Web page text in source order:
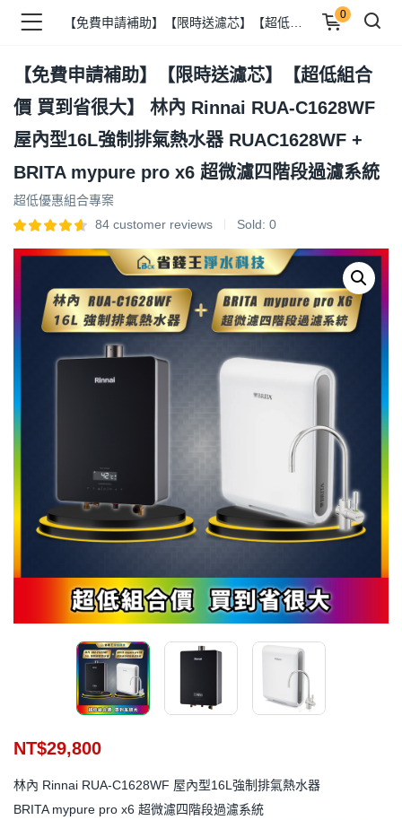
)
)
)
0
【免費申請補助】【限時送濾芯】【超低組合
價 買到省很大】 林內 Rinnai RUA-C1628WF
屋內型16L強制排氣熱水器 RUAC1628WF +
BRITA mypure pro x6 超微濾四階段過濾系統
超低優惠組合專案
84 customer reviews Sold: 0
NT$29,800
林內 Rinnai RUA-C1628WF 屋內型16L強制排氣熱水器
BRITA mypure pro x6 超微濾四階段過濾系統